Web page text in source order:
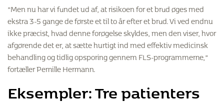
”Men nu har vi fundet ud af, at risikoen for et brud øges med
ekstra 3-5 gange de første et til to år efter et brud. Vi ved endnu
ikke præcist, hvad denne forøgelse skyldes, men den viser, hvor
afgørende det er, at sætte hurtigt ind med effektiv medicinsk
behandling og tidlig opsporing gennem FLS-programmerne,”
fortæller Pernille Hermann.
Eksempler: Tre patienters